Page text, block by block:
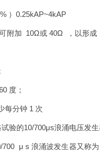
）0.25kAP~4kAP
附加 10Ω或 40Ω ，以形成
度；
每分钟 1 次
试验的10/700μs浪涌电压发
700 μ s 浪涌波发生器又称